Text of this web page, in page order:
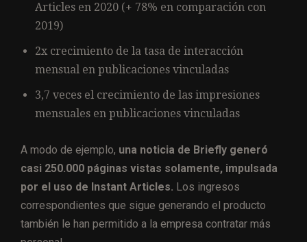
Articles en 2020 (+ 78% en comparación con
2019)
2x crecimiento de la tasa de interacción
mensual en publicaciones vinculadas
3,7 veces el crecimiento de las impresiones
mensuales en publicaciones vinculadas
A modo de ejemplo, una noticia de Briefly generó
casi 250.000 páginas vistas solamente, impulsada
por el uso de Instant Articles. Los ingresos
correspondientes que sigue generando el producto
también le han permitido a la empresa contratar más